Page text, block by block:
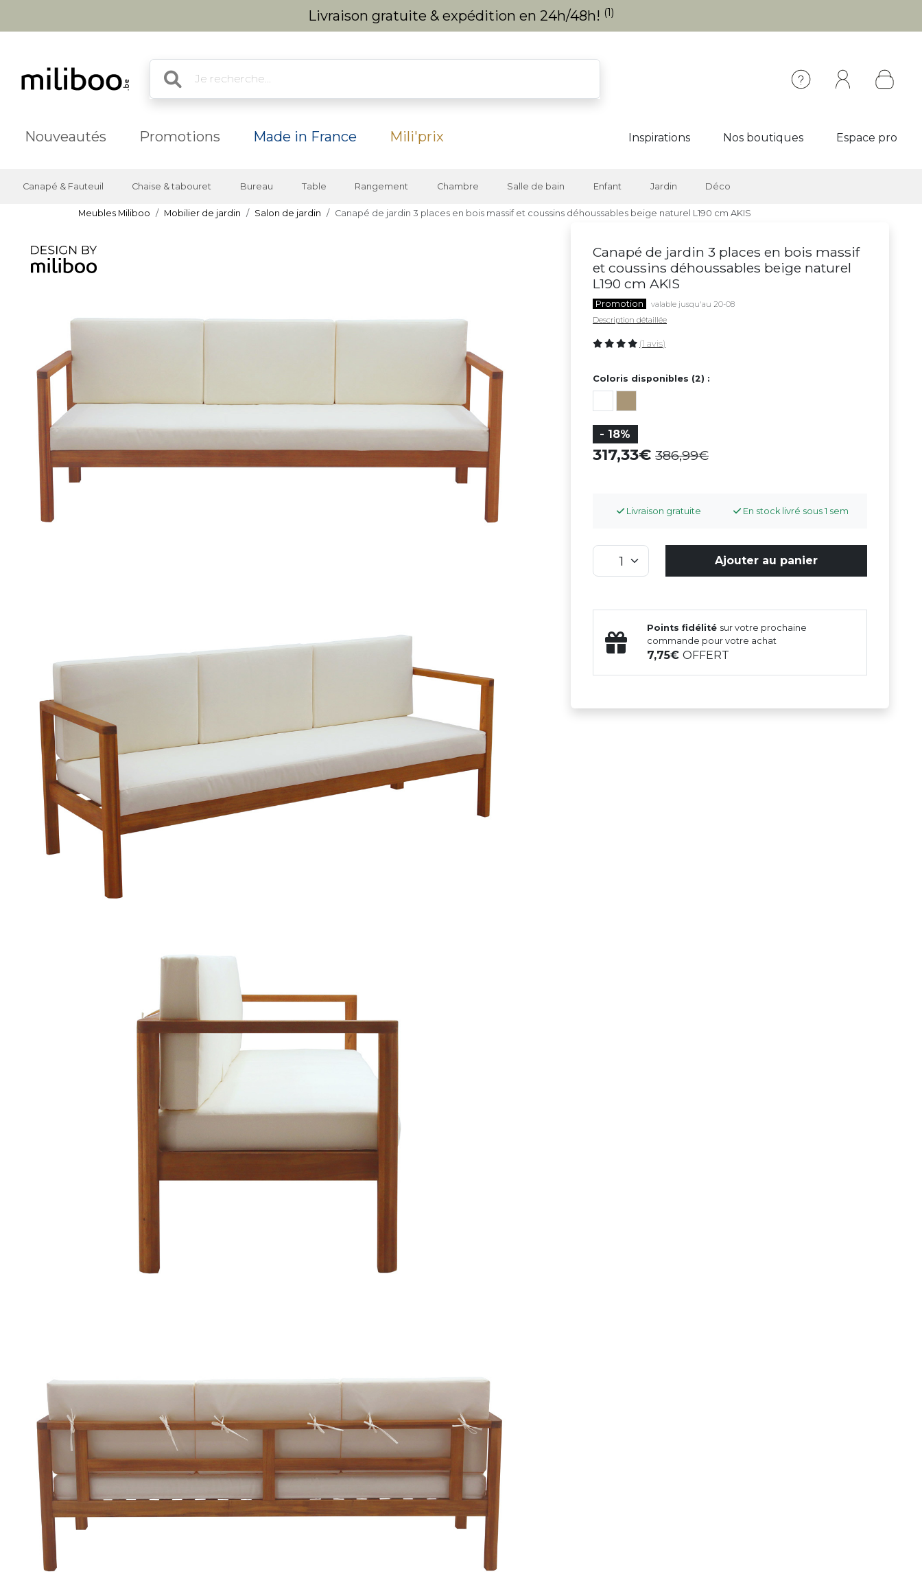
Livraison gratuite & expédition en 24h/48h! (1)
Nouveautés Promotions Made in France Mili'prix Inspirations Nos boutiques Espace pro
Canapé & Fauteuil Chaise & tabouret Bureau Table Rangement Chambre Salle de bain Enfant Jardin Déco
Meubles Miliboo Mobilier de jardin Salon de jardin Canapé de jardin 3 places en bois massif et coussins déhoussables beige naturel L190 cm AKIS
Canapé de jardin 3 places en bois massif
et coussins déhoussables beige naturel
L190 cm AKIS
Promotion
valable jusqu'au 20-08
Description détaillée
(1 avis)
Coloris disponibles (2) :
- 18%
317,33 386,99
Livraison gratuite En stock livré sous 1 sem
Ajouter au panier
Points fidélité sur votre prochaine
commande pour votre achat
7,75OFFERT